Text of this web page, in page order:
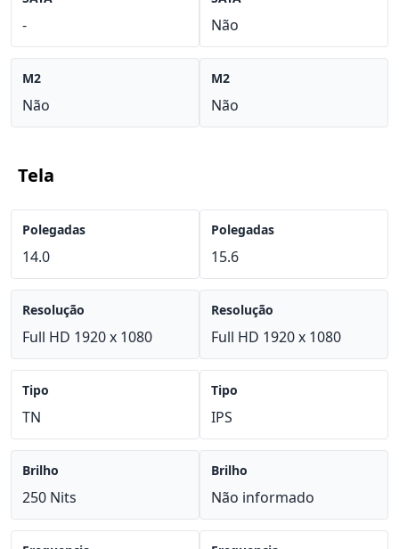
-
M2
Não
Não
M2
Não
Tela
Polegadas
14.0
Resolução
Full HD 1920 x 1080
Tipo
TN
Brilho
250 Nits
Polegadas
15.6
Resolução
Full HD 1920 x 1080
Tipo
IPS
Brilho
Não informado